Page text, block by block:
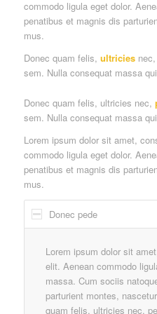
commodo ligula eget dolor.
penatibus et magnis dis
mus.
Donec quam felis, ultriciesnec,
sem. Nulla consequat massa
Donec quam felis, ultricies nec,
sem. Nulla consequat massa
Lorem ipsum dolor sit amet,
commodo ligula eget dolor.
penatibus et magnis dis
mus.
Donec pede
Lorem ipsum dolor sit
elit. Aenean commodo
massa. Cum sociis
parturient montes,
quam felis, ultricies nec,